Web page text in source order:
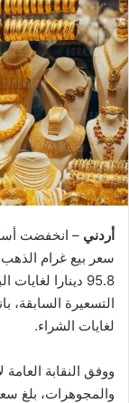
أردني – انخفضت
لغايات الشراء.
ووفق النقابة